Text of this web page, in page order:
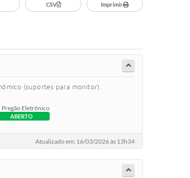
CSV Imprimir
(suportes para monitor).
Pregão Eletrônico
ABERTO
Atualizado em: 16/03/2026 às 13h34